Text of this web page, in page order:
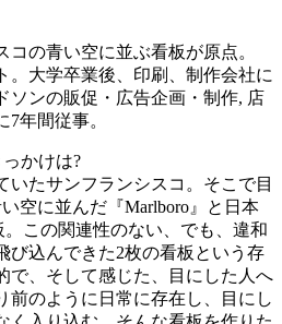
の青い空に並ぶ看板が原点。
。大学卒業後、印刷、制作会社に
ソンの販促・広告企画・制作, 店
年間従事。
かけは?
いたサンフランシスコ。そこで目
空に並んだ『Marlboro』と日本
この関連性のない、でも、違和
び込んできた2枚の看板という存
で、そして感じた、目にした人へ
前のように日常に存在し、目にし